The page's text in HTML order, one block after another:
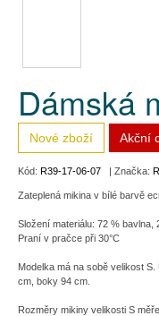
Dámská
Nové zboží Akční
Kód: R39-17-06-07 | Značka:
Zateplená mikina v bílé barvě
Složení materiálu: 72 % bavlna,
Praní v pračce při 30°C
Modelka má na sobě velikost
cm, boky 94 cm.
Rozměry mikiny velikosti S